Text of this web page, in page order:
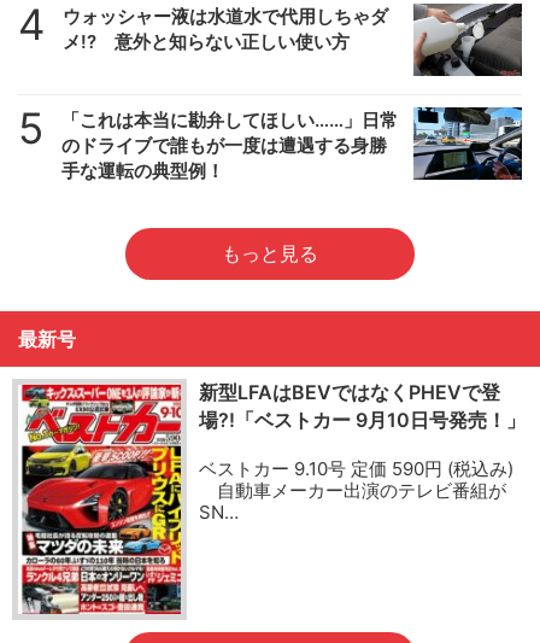
4
ウォッシャー液は水道水で代用しちゃダ
メ!? 意外と知らない正しい使い方
5
「これは本当に勘弁してほしい……」日常
のドライブで誰もが一度は遭遇する身勝
手な運転の典型例！
もっと見る
最新号
新型LFAはBEVではなくPHEVで登
場?!「ベストカー 9月10日号発売！」
ベストカー 9.10号 定価 590円 (税込み)
自動車メーカー出演のテレビ番組が
SN…